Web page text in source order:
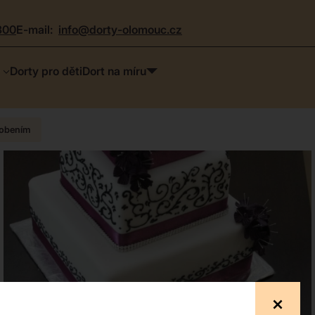
e-mail: info@dorty-olomouc.cz
Dorty pro dětiDort na míru